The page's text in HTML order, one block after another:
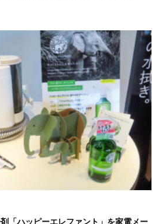
「ハッピーエレファント」を家電メー